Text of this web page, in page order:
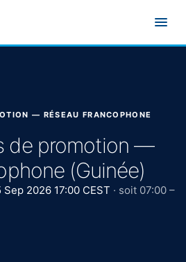
— RÉSEAU FRANCOPHONE
de promotion —
(Guinée)
2026 17:00 CEST · soit 07:00 –